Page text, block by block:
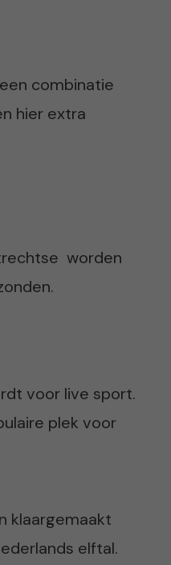
combinatie
hier extra
worden
voor live sport.
plek voor
klaargemaakt
elftal.